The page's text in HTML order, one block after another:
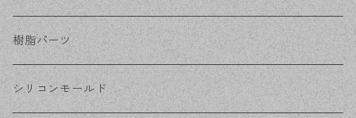
ステンレス・シルバー
ステンレス・ゴールド
その他ピアス
クリップイヤリング
ノンホールピアス
ステンレスピアス
ステンレスイヤリング
樹脂パーツ
シリコンモールド